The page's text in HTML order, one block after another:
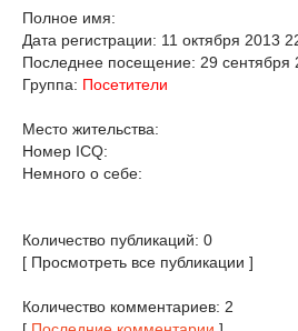
Полное имя:
Дата регистрации: 11 октября 2013
Последнее посещение: 29 сентября
Группа: Посетители
Место жительства:
Номер ICQ:
Немного о себе:
Количество публикаций: 0
[ Просмотреть все публикации ]
Количество комментариев: 2